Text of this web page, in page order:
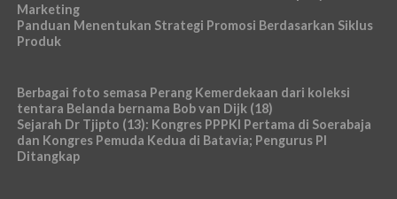
Marketing
Panduan Menentukan Strategi Promosi Berdasarkan Siklus
Produk
Berbagai foto semasa Perang Kemerdekaan dari koleksi
tentara Belanda bernama Bob van Dijk (18)
Sejarah Dr Tjipto (13): Kongres PPPKI Pertama di Soerabaja
dan Kongres Pemuda Kedua di Batavia; Pengurus PI
Ditangkap